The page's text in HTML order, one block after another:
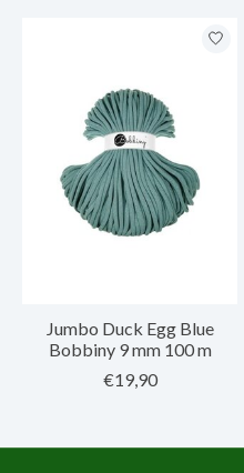
Items van productcarrousel
Jumbo Duck Egg Blue
Bobbiny 9 mm 100 m
€19,90